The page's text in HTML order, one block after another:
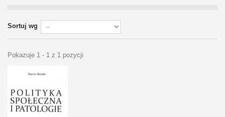
Sortuj wg
Pokazuje 1 - 1 z 1 pozycji